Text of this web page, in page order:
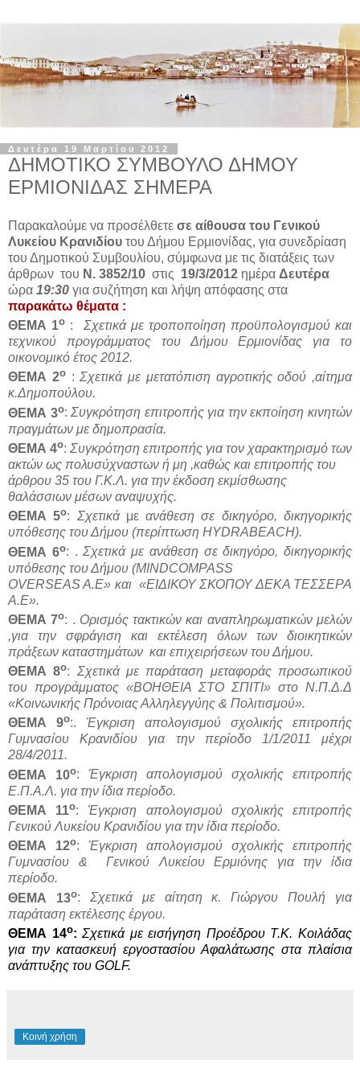
Δευτέρα 19 Μαρτίου 2012
ΔΗΜΟΤΙΚΟ ΣΥΜΒΟΥΛΟ ΔΗΜΟΥ
ΕΡΜΙΟΝΙΔΑΣ ΣΗΜΕΡΑ
Παρακαλούμε να προσέλθετε σε αίθουσα του Γενικού
Λυκείου Κρανιδίου του Δήμου Ερμιονίδας, για συνεδρίαση
του Δημοτικού Συμβουλίου, σύμφωνα με τις διατάξεις των
άρθρων του Ν. 3852/10 στις 19/3/2012 ημέρα Δευτέρα
ώρα 19:30 για συζήτηση και λήψη απόφασης στα
παρακάτω θέματα :
ΘΕΜΑ 1ο :
Σχετικά με τροποποίηση προϋπολογισμού και
τεχνικού προγράμματος του Δήμου Ερμιονίδας για το
οικονομικό έτος 2012.
ΘΕΜΑ 2ο :Σχετικά με μετατόπιση αγροτικής οδού ,αίτημα
κ.Δημοπούλου.
ΘΕΜΑ 3ο: Συγκρότηση επιτροπής για την εκποίηση κινητών
πραγμάτων με δημοπρασία.
ΘΕΜΑ 4ο: Συγκρότηση επιτροπής για τον χαρακτηρισμό των
ακτών ως πολυσύχναστων ή μη ,καθώς και επιτροπής του
άρθρου 35 του Γ.Κ.Λ. για την έκδοση εκμίσθωσης
θαλάσσιων μέσων αναψυχής.
ΘΕΜΑ 5ο: Σχετικά μεανάθεση σε δικηγόρο, δικηγορικής
υπόθεσης του Δήμου (περίπτωση HYDRABEACH).
ΘΕΜΑ 6ο: .Σχετικά με ανάθεση σε δικηγόρο, δικηγορικής
υπόθεσης του Δήμου (MINDCOMPASS
OVERSEASA.E» και «ΕΙΔΙΚΟΥ ΣΚΟΠΟΥ ΔΕΚΑ ΤΕΣΣΕΡΑ
Α.Ε».
ΘΕΜΑ 7ο: . Ορισμός τακτικών και αναπληρωματικών μελών
,για την σφράγιση και εκτέλεση όλων των διοικητικών
πράξεων καταστημάτων και επιχειρήσεων του Δήμου.
ΘΕΜΑ 8ο: Σχετικά με παράταση μεταφοράς προσωπικού
του προγράμματος «ΒΟΗΘΕΙΑ ΣΤΟ ΣΠΙΤΙ» στο Ν.Π.Δ.Δ
«Κοινωνικής Πρόνοιας Αλληλεγγύης & Πολιτισμού».
ΘΕΜΑ 9ο:. Έγκριση απολογισμού σχολικής επιτροπής
Γυμνασίου Κρανιδίου για την περίοδο 1/1/2011 μέχρι
28/4/2011.
ΘΕΜΑ 10ο: Έγκριση απολογισμού σχολικής επιτροπής
Ε.Π.Α.Λ. για την ίδια περίοδο.
ΘΕΜΑ 11ο:Έγκριση απολογισμού σχολικής επιτροπής
Γενικού Λυκείου Κρανιδίου για την ίδια περίοδο.
ΘΕΜΑ 12ο: Έγκριση απολογισμού σχολικής επιτροπής
Γυμνασίου & Γενικού Λυκείου Ερμιόνης για την ίδια
περίοδο.
ΘΕΜΑ 13ο: Σχετικά με αίτηση κ. Γιώργου Πουλή για
παράταση εκτέλεσης έργου.
ΘΕΜΑ 14ο: Σχετικά με εισήγηση Προέδρου Τ.Κ. Κοιλάδας
για την κατασκευή εργοστασίου Αφαλάτωσης στα πλαίσια
ανάπτυξης του GOLF.
Κοινή χρήση